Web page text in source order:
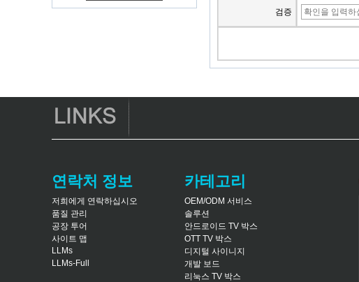
TV 박스 쿼드 코어
TV 박스 OTT 스마트
TV 박스 X96
Android 10
어 G31 GPU X96Q
TV Box
스마트 TV 박스 오트
안드로이드 4.4 Kikat
2-in-1 옥타 코어 스
검증
연락처 정보
저희에게 연락하십시오
품질 관리
공장 투어
사이트 맵
LLMs
LLMs-Full
카테고리
OEM/ODM 서비스
솔루션
안드로이드 TV 박스
OTT TV 박스
디지털 사이니지
개발 보드
리눅스 TV 박스